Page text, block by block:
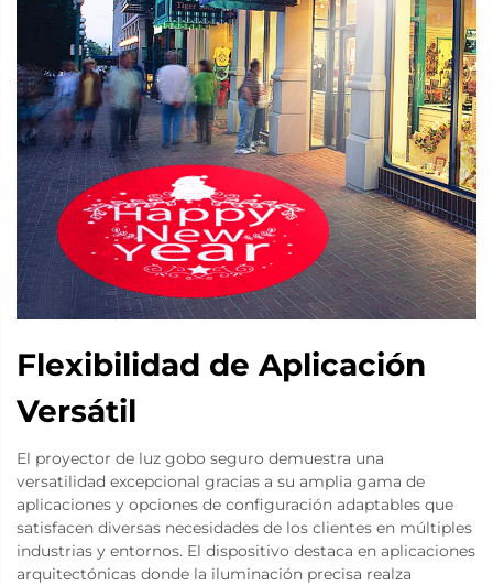
Flexibilidad de Aplicación
Versátil
El proyector de luz gobo seguro demuestra una
versatilidad excepcional gracias a su amplia gama de
aplicaciones y opciones de configuración adaptables que
satisfacen diversas necesidades de los clientes en múltiples
industrias y entornos. El dispositivo destaca en aplicaciones
arquitectónicas donde la iluminación precisa realza